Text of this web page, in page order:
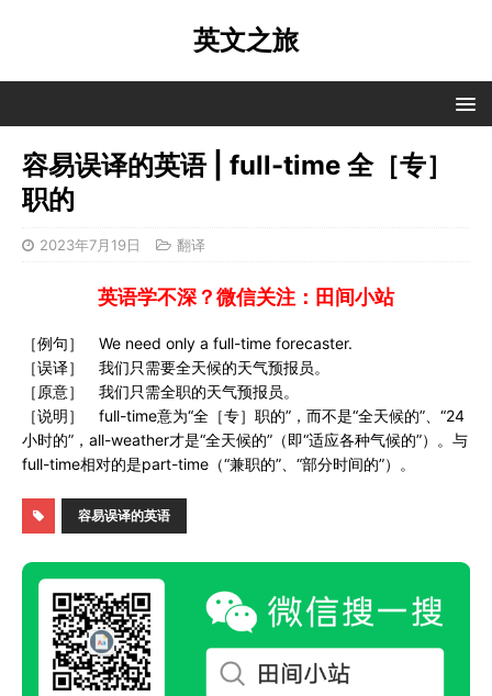
英文之旅
容易误译的英语 | full-time 全［专］
职的
2023年7月19日 翻译
英语学不深？微信关注：田间小站
［例句］ We need only a full-time forecaster.
［误译］ 我们只需要全天候的天气预报员。
［原意］ 我们只需全职的天气预报员。
［说明］ full-time意为“全［专］职的”，而不是“全天候的”、“24
小时的”，all-weather才是“全天候的”（即“适应各种气候的”）。与
full-time相对的是part-time（“兼职的”、“部分时间的”）。
容易误译的英语